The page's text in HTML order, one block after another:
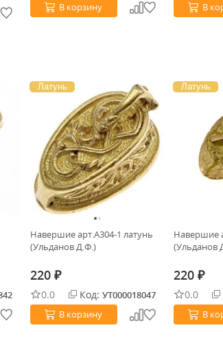
В корзину
В
Латунь
Навершие арт.А304-1 латунь
(Ульданов Д.Ф.)
220 ₽
0.0 Код: УТ000018047
В корзину
Латунь
Навершие
(Ульданов
220 ₽
0.0
В